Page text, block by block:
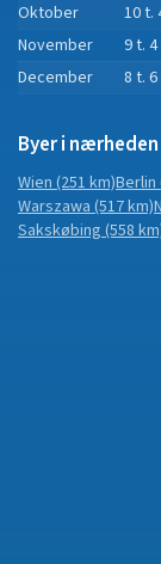
Oktober
10 t.
November
9 t.
December
8 t.
Byer i nærheden
Wien(251 km)Berlin
Warszawa(517 km)
Sakskøbing(558